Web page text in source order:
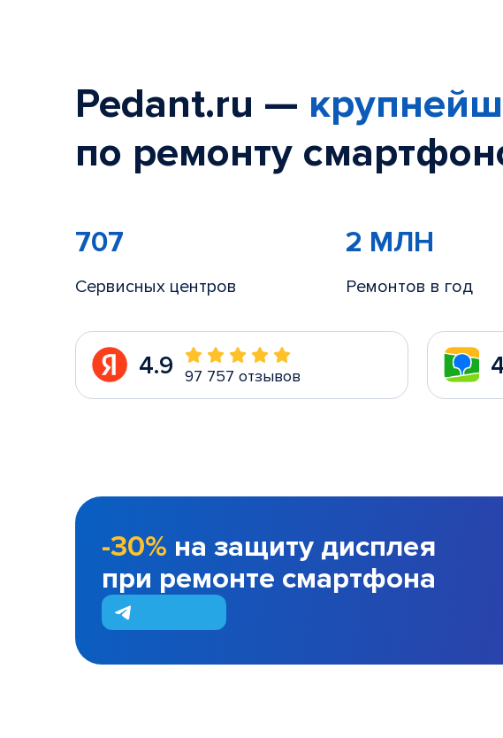
Pedant.ru —
по ремонту
707
Сервисных центров
2 МЛН
Ремонтов в год
4.9 97 757 отзывов
-30% на защиту дисплея
при ремонте смартфона